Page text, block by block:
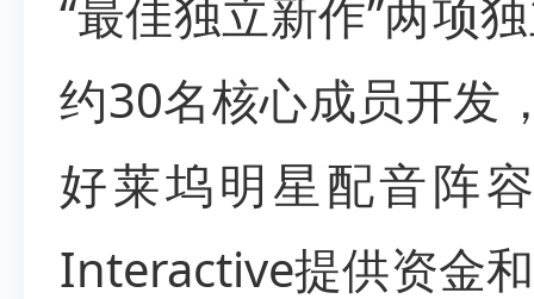
“最佳独立新作”两项
约30名核心成员开发
好莱坞明星配音阵
Interactive提供资金